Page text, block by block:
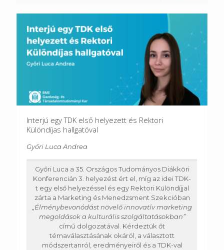
Interjú egy TDK első helyezett és Rektori
Különdíjas hallgatóval
Győri Luca Andrea
Győri Luca a 35. Országos Tudományos Diákköri
Konferencián 3. helyezést ért el, míg az idei TDK-
t egy első helyezéssel és egy Rektori Különdíjjal
zárta a Marketing és Menedzsment Szekcióban
„Élménybevonódást növelő innovatív marketing
megoldások a kulturális szolgáltatásokban”
című dolgozatával. Kérdeztük őt
témaválasztásának okáról, a választott
módszertanról, eredményeiről és a TDK-val